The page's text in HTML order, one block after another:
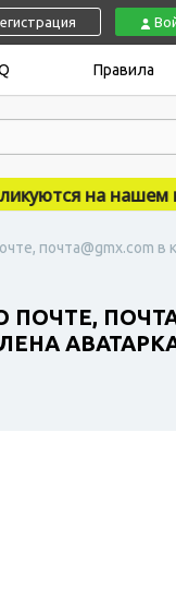
Правила
на нашем
почта@gmx.com в